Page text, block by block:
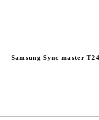
Samsung Sync master